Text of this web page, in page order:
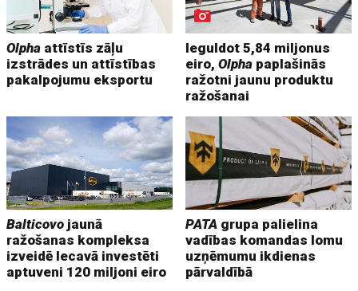
Olpha attīstīs zāļu
izstrādes un attīstības
pakalpojumu eksportu
Ieguldot 5,84 miljonus
eiro,Olpha paplašinās
ražotni jaunu produktu
ražošanai
Balticovo jaunā
ražošanas kompleksa
izveidē Iecavā investēti
aptuveni 120 miljoni eiro
PATA grupa palielina
vadības komandas lomu
uzņēmumu ikdienas
pārvaldībā